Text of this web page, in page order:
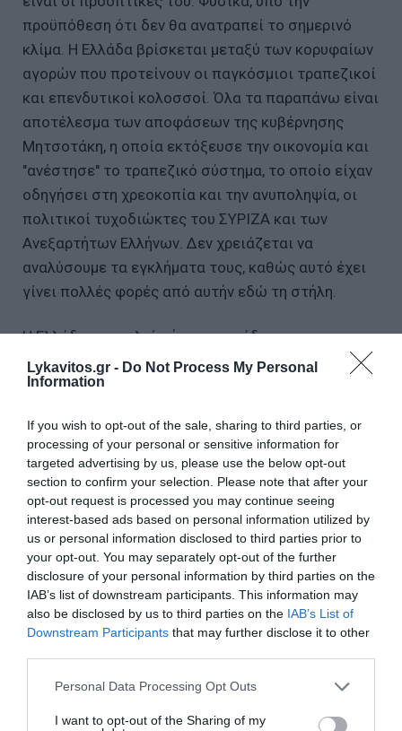
Lykavitos.gr - Do Not Process My Personal
Information
If you wish to opt-out of the sale, sharing to third parties, or
processing of your personal or sensitive information for
targeted advertising by us, please use the below opt-out
section to confirm your selection. Please note that after your
opt-out request is processed you may continue seeing
interest-based ads based on personal information utilized by
us or personal information disclosed to third parties prior to
your opt-out. You may separately opt-out of the further
disclosure of your personal information by third parties on the
IAB’s list of downstream participants. This information may
also be disclosed by us to third parties on the IAB’s List of
Downstream Participants that may further disclose it to other
Please note that this website/app uses one or more Google
not limited to your visit or usage behaviour. You may click to
Personal Data Processing Opt Outs
I want to opt-out of the Sharing of my
προϋπόθεση ότι δεν θα ανατραπεί το σημερινό
κλίμα. Η Ελλάδα βρίσκεται μεταξύ των κορυφαίων
αγορών που προτείνουν οι παγκόσμιοι τραπεζικοί
και επενδυτικοί κολοσσοί. Όλα τα παραπάνω είναι
αποτέλεσμα των αποφάσεων της κυβέρνησης
Μητσοτάκη, η οποία εκτόξευσε την οικονομία και
"ανέστησε" το τραπεζικό σύστημα, το οποίο είχαν
οδηγήσει στη χρεοκοπία και την ανυποληψία, οι
πολιτικοί τυχοδιώκτες του ΣΥΡΙΖΑ και των
Ανεξαρτήτων Ελλήνων. Δεν χρειάζεται να
αναλύσουμε τα εγκλήματα τους, καθώς αυτό έχει
γίνει πολλές φορές από αυτήν εδώ τη στήλη.
Η Ελλάδα αποτελεί σήμερα παράδειγμα προς
μίμηση και όσο και να... χτυπιούνται τα κόμματα
της αντιπολίτευσης προκειμένου να κάνουν ζημιά
επιτύχουν τον σκοπό τους. Η Ελλάδα είναι...
μαγαζί γωνία και τα συμφέροντα των ξένων είναι
ζωτικής σημασίας, παρά το μικρό μέγεθος που
έχουμε ως χώρα. Όλη αυτή η εικόνα ευνοεί τον
Μητσοτάκη, κάτι που σίγουρα δεν αρέσει σε
όσους προσπαθούν απεγνωσμένα να τον
υπονομεύσουν, χωρίς να διαθέτουν τα απαραίτητα
προσόντα και το βάρος που απαιτείται για ένα
τέτοιο εγχείρημα...
«παγίδες»
Τι αλλάζει σε φορολογικές δηλώσεις και ΕΝΦΙΑ